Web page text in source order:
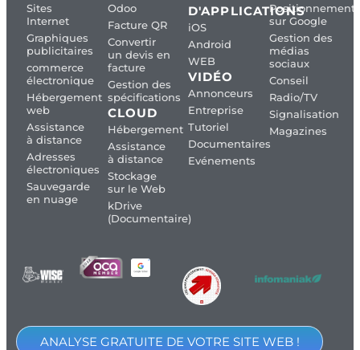
Sites
Internet
Graphiques
publicitaires
commerce
électronique
Hébergement
web
Assistance
à distance
Adresses
électroniques
Sauvegarde
en nuage
Odoo
Facture QR
Convertir
un devis en
facture
Gestion des
spécifications
CLOUD
Hébergement
Assistance
à distance
Stockage
sur le Web
kDrive
(Documentaire)
D'APPLICATIONS
iOS
Android
WEB
VIDÉO
Annonceurs
Entreprise
Tutoriel
Documentaires
Evénements
Positionnement
sur Google
Gestion des
médias
sociaux
Conseil
Radio/TV
Signalisation
Magazines
ANALYSE GRATUITE DE VOTRE SITE WEB !